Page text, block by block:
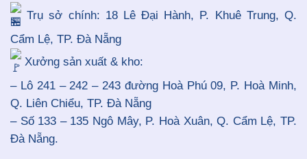
Trụ sở chính: 18 Lê Đại Hành, P. Khuê Trung, Q.
Cẩm Lệ, TP. Đà Nẵng
Xưởng sản xuất & kho:
– Lô 241 – 242 – 243 đường Hoà Phú 09, P. Hoà Minh,
Q. Liên Chiểu, TP. Đà Nẵng
– Số 133 – 135 Ngô Mây, P. Hoà Xuân, Q. Cẩm Lệ, TP.
Đà Nẵng.